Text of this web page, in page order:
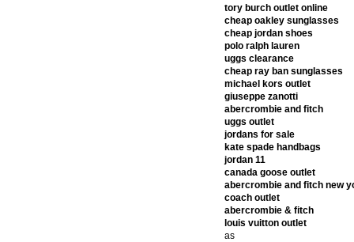
tory burch outlet online
cheap oakley sunglasses
cheap jordan shoes
polo ralph lauren
uggs clearance
cheap ray ban sunglasses
michael kors outlet
giuseppe zanotti
abercrombie and fitch
uggs outlet
jordans for sale
kate spade handbags
jordan 11
canada goose outlet
abercrombie and fitch new
coach outlet
abercrombie & fitch
louis vuitton outlet
as